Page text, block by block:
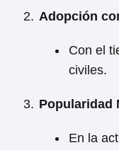
Adopción
Con el
civiles.
Popularidad
En la